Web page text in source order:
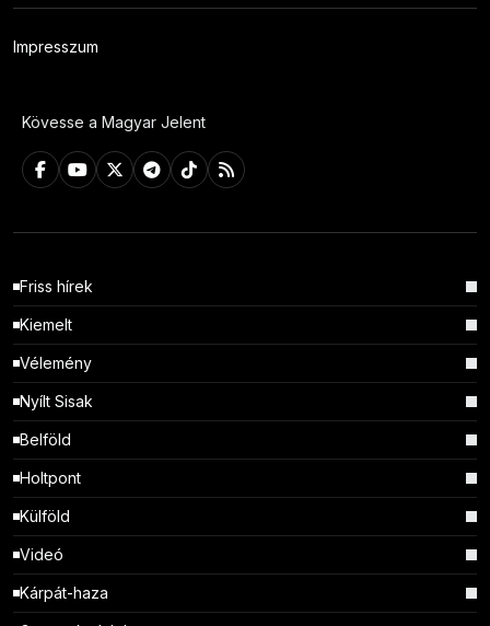
Impresszum
Kövesse a Magyar Jelent
Friss hírek
Kiemelt
Vélemény
Nyílt Sisak
Belföld
Holtpont
Külföld
Videó
Kárpát-haza